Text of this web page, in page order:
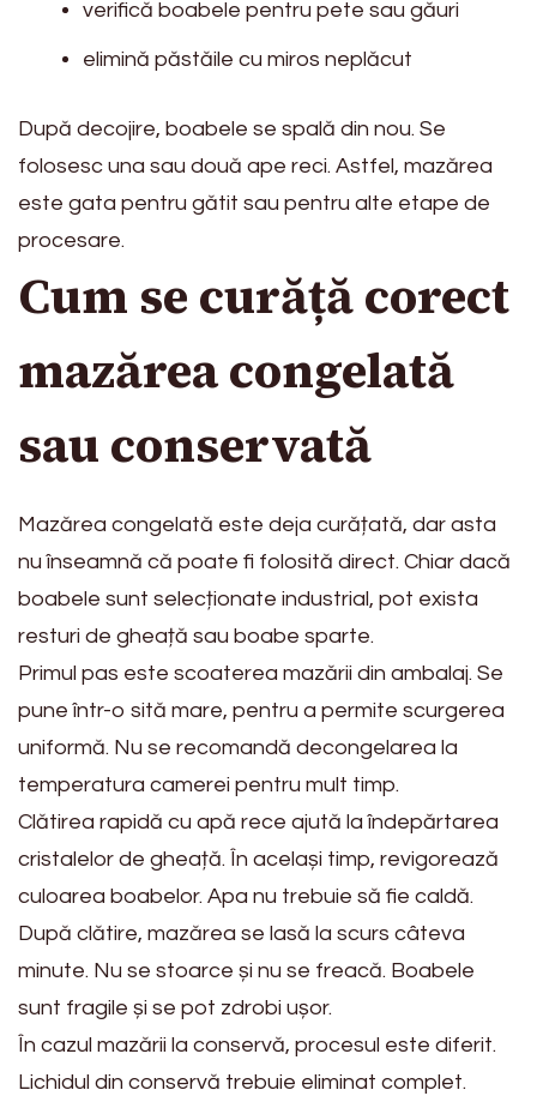
verifică boabele pentru pete sau găuri
elimină păstăile cu miros neplăcut
După decojire, boabele se spală din nou. Se
folosesc una sau două ape reci. Astfel, mazărea
este gata pentru gătit sau pentru alte etape de
procesare.
Cum se curăță corect
mazărea congelată
sau conservată
Mazărea congelată este deja curățată, dar asta
nu înseamnă că poate fi folosită direct. Chiar dacă
boabele sunt selecționate industrial, pot exista
resturi de gheață sau boabe sparte.
Primul pas este scoaterea mazării din ambalaj. Se
pune într-o sită mare, pentru a permite scurgerea
uniformă. Nu se recomandă decongelarea la
temperatura camerei pentru mult timp.
Clătirea rapidă cu apă rece ajută la îndepărtarea
cristalelor de gheață. În același timp, revigorează
culoarea boabelor. Apa nu trebuie să fie caldă.
După clătire, mazărea se lasă la scurs câteva
minute. Nu se stoarce și nu se freacă. Boabele
sunt fragile și se pot zdrobi ușor.
În cazul mazării la conservă, procesul este diferit.
Lichidul din conservă trebuie eliminat complet.